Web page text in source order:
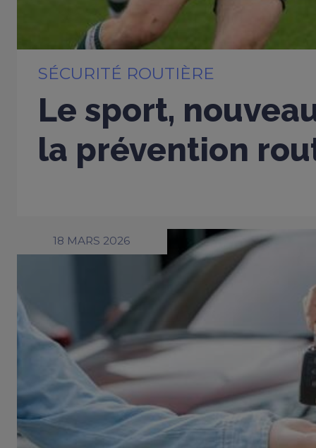
SÉCURITÉ ROUTIÈRE
Le sport,
la prévention
18 MARS 2026